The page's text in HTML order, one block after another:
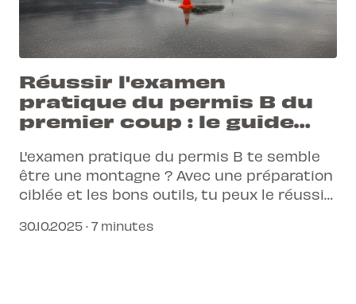
Réussir l'examen
pratique du permis B du
premier coup : le guide
L'examen pratique du permis B te semble
être une montagne ? Avec une préparation
ciblée et les bons outils, tu peux le réussir
d'experts pour arriver presque tous prêt
30.10.2025 · 7 minutes